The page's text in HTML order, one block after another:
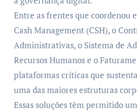
Entre as frentes que coordenou
Cash Management (CSH), o
Administrativas, o Sistema de
Recursos Humanos e o
plataformas críticas que
uma das maiores estruturas
Essas soluções têm permitido